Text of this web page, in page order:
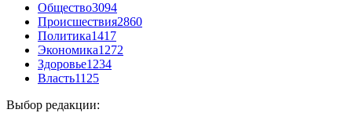
Общество3094
Происшествия2860
Политика1417
Экономика1272
Здоровье1234
Власть1125
Выбор редакции: